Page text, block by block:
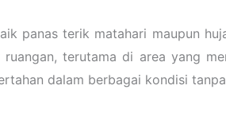
panas terik matahari maupun
terutama di area yang
dalam berbagai kondisi